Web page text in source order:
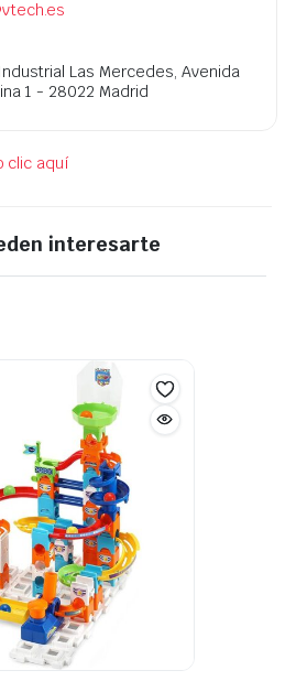
Las Mercedes, Avenida
1 - 28022 Madrid
clic aquí
interesarte